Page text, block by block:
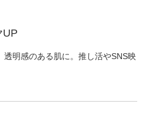
UP
明感のある肌に。推し活やSNS映